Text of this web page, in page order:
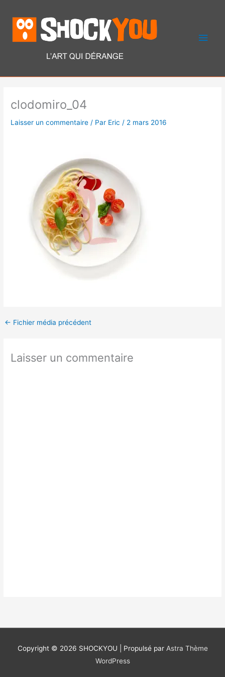
contenu
clodomiro_04
Laisser un commentaire / Par Eric / 2 mars 2016
← Fichier média précédent
Laisser un commentaire
Copyright © 2026 SHOCKYOU | Propulsé par Astra Thème
WordPress